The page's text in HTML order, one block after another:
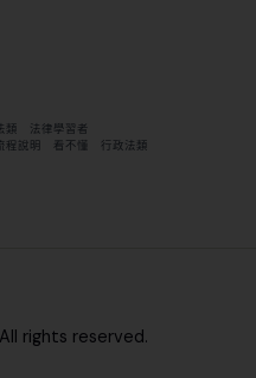
類
法律學習者
程說明 看不懂 行政法類
rights reserved.